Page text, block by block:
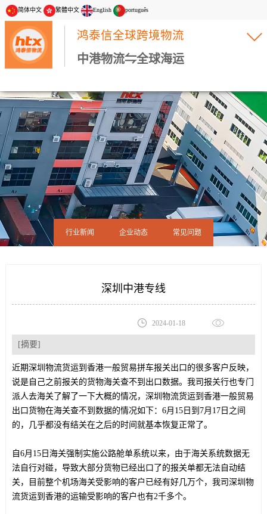
简体中文 繁體中文 English português
鸿泰信全球跨境物流
中港物流⇋全球海运
行业新闻 企业动态 常见问题
深圳中港专线
2024-01-18
[摘要]
近期深圳物流货运到香港一般贸易拼车报关出口的很多客户反映，
说是自己之前报关的货物海关查不到出口数据。我司报关行也专门
派人去海关了解了一下大概的情况，深圳物流货运到香港一般贸易
出口货物在海关查不到数据的情况如下：6月15日到7月17日之间
的，几乎都没有结关在之后的时间就基本恢复正常了。
自6月15日海关强制实施公路舱单系统以来，由于海关系统数据无
法自行对碰，导致大部分货物已经出口了的报关单都无法自动结
关，目前整个机场海关受影响的客户已经有好几万个，我司深圳物
流货运到香港的运输受影响的客户也有2千多个。